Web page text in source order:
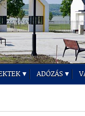
ADÓZÁS